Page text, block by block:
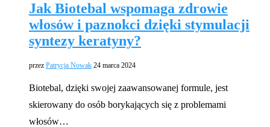
Jak Biotebal wspomaga zdrowie
włosów i paznokci dzięki stymulacji
syntezy keratyny?
przez Patrycja Nowak 24 marca 2024
Biotebal, dzięki swojej zaawansowanej formule, jest
skierowany do osób borykających się z problemami
włosów…